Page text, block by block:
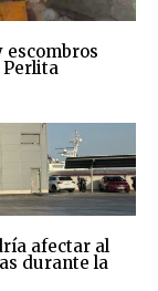
escombros
Perlita
afectar al
durante la